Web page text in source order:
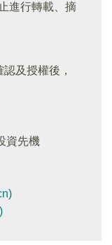
進行轉載、摘
認及授權後，
資先機